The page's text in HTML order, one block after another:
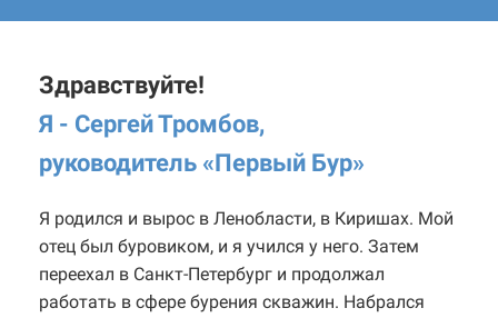
Здравствуйте!
Я - Сергей Тромбов,
руководитель «Первый Бур»
Я родился и вырос в Ленобласти, в Киришах. Мой
отец был буровиком, и я учился у него. Затем
переехал в Санкт-Петербург и продолжал
работать в сфере бурения скважин. Набрался